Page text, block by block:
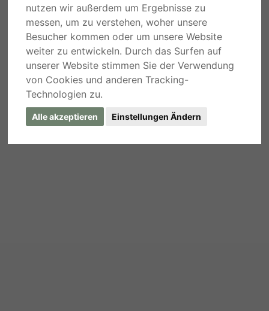
nutzen wir außerdem um Ergebnisse zu
messen, um zu verstehen, woher unsere
Besucher kommen oder um unsere Website
weiter zu entwickeln. Durch das Surfen auf
unserer Website stimmen Sie der Verwendung
von Cookies und anderen Tracking-
Technologien zu.
Alle akzeptieren Einstellungen Ändern